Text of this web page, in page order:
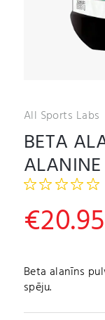
All Sports Labs
BETA
€20.95
Beta alanīns
spēju.